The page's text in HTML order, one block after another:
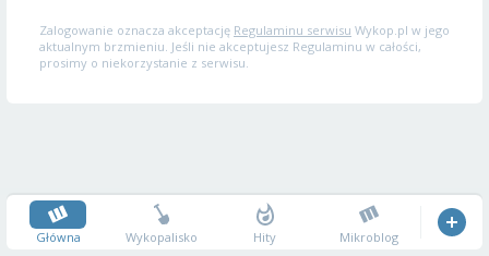
Zalogowanie oznacza akceptację Regulaminu serwisu Wykop.pl w jego
aktualnym brzmieniu. Jeśli nie akceptujesz Regulaminu w całości,
prosimy o niekorzystanie z serwisu.
Główna Wykopalisko Hity Mikroblog